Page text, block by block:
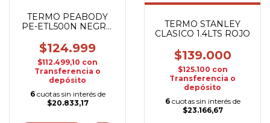
TERMO PEABODY
PE-ETL500N NEGRO
$124.999
$112.499,10 con
Transferencia o
depósito
6 cuotas sin interés de
$20.833,17
TERMO STANLEY
CLASICO 1.4LTS ROJO
$139.000
$125.100 con
Transferencia o
depósito
6 cuotas sin interés de
$23.166,67